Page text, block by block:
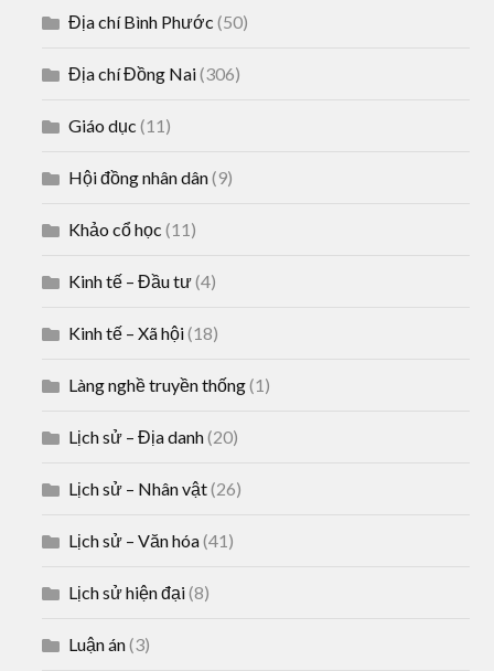
Địa chí Bình Phước (50)
Địa chí Đồng Nai(306)
Giáo dục (11)
Hội đồng nhân dân(9)
Khảo cổ học (11)
Kinh tế – Đầu tư(4)
Kinh tế – Xã hội(18)
Làng nghề truyền thống(1)
Lịch sử – Địa danh(20)
Lịch sử – Nhân vật(26)
Lịch sử – Văn hóa(41)
Lịch sử hiện đại(8)
Luận án(3)